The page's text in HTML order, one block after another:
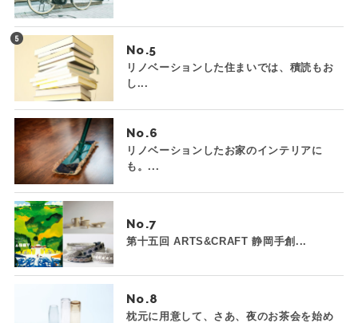
No.
リノベーションした住まいでは、積読もお
し...
No.
リノベーションしたお家のインテリアに
も。...
No.
第十五回 ARTS&CRAFT 静岡手創...
No.
枕元に用意して、さあ、夜のお茶会を始め